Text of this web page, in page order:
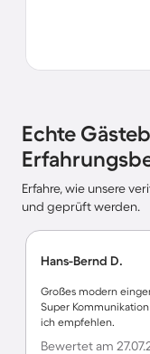
Echte
Erfahre, wie unsere
und geprüft werden.
Hans-Bernd D.
Großes modern
Super
ich empfehlen.
Bewertet am